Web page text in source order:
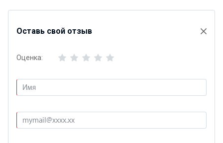
Оставь свой отзыв
Оценка: